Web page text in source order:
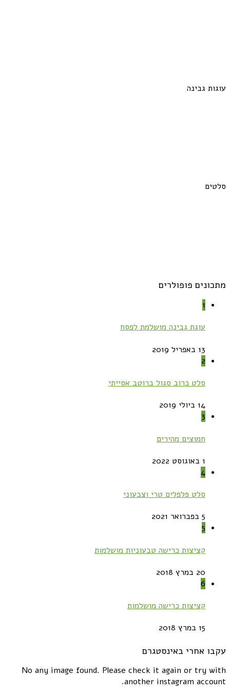
עוגות גבינה
סלטים
מתכונים פופולרים
1
עוגת גבינה מושלמת לפסח
13 באפריל 2019
2
סלט כרוב סגול ברוטב אסייתי
14 ביולי 2019
3
חמוצים מהירים
1 באוגוסט 2022
4
סלט פלפלים טרי וצבעוני
5 בפברואר 2021
5
קציצות כרישה טבעוניות מושלמות
20 במרץ 2018
6
קציצות כרישה מושלמות
15 במרץ 2018
עקבו אחרי באינסטגרם
No any image found. Please check it again or try with
another instagram account.